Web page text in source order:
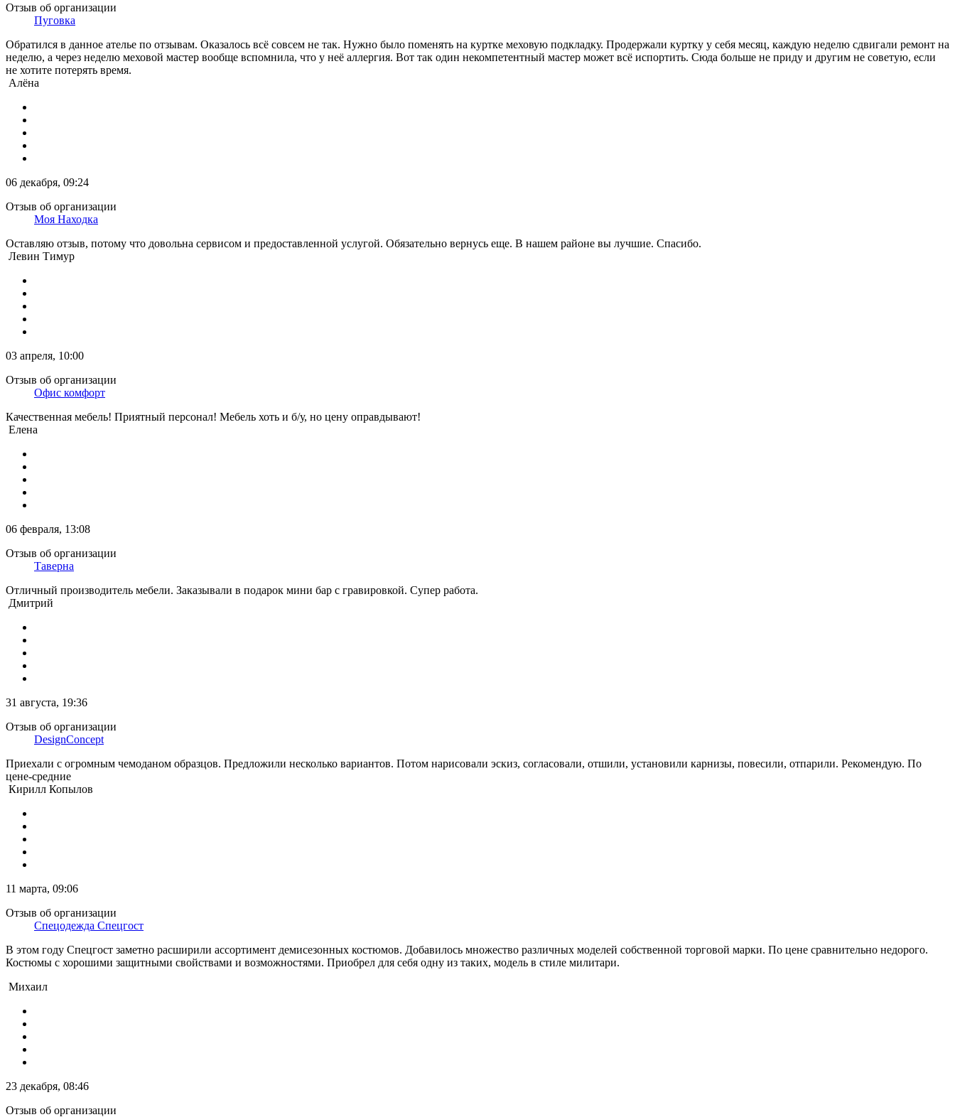
Отзыв об организации
Пуговка
Обратился в данное ателье по отзывам. Оказалось всё совсем не так. Нужно было поменять на куртке меховую подкладку. Продержали куртку у себя месяц, каждую неделю сдвигали ремонт на
неделю, а через неделю меховой мастер вообще вспомнила, что у неё аллергия. Вот так один некомпетентный мастер может всё испортить. Сюда больше не приду и другим не советую, если
не хотите потерять время.
Алёна
06 декабря, 09:24
Отзыв об организации
Моя Находка
Оставляю отзыв, потому что довольна сервисом и предоставленной услугой. Обязательно вернусь еще. В нашем районе вы лучшие. Спасибо.
Левин Тимур
03 апреля, 10:00
Отзыв об организации
Офис комфорт
Качественная мебель! Приятный персонал! Мебель хоть и б/у, но цену оправдывают!
Елена
06 февраля, 13:08
Отзыв об организации
Таверна
Отличный производитель мебели. Заказывали в подарок мини бар с гравировкой. Супер работа.
Дмитрий
31 августа, 19:36
Отзыв об организации
DesignConcept
Приехали с огромным чемоданом образцов. Предложили несколько вариантов. Потом нарисовали эскиз, согласовали, отшили, установили карнизы, повесили, отпарили. Рекомендую. По
цене-средние
Кирилл Копылов
11 марта, 09:06
Отзыв об организации
Спецодежда Спецгост
В этом году Спецгост заметно расширили ассортимент демисезонных костюмов. Добавилось множество различных моделей собственной торговой марки. По цене сравнительно недорого.
Костюмы с хорошими защитными свойствами и возможностями. Приобрел для себя одну из таких, модель в стиле милитари.
Михаил
23 декабря, 08:46
Отзыв об организации